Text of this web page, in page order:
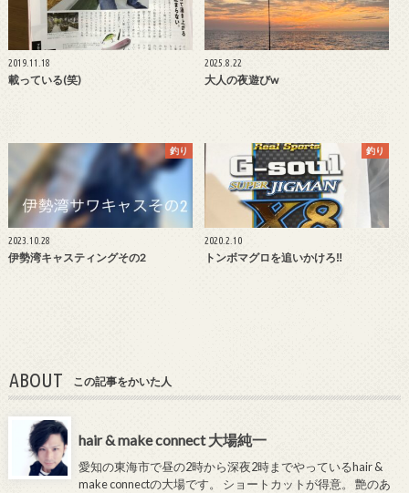
2019.11.18
載っている(笑)
2025.8.22
大人の夜遊びw
釣り
2023.10.28
伊勢湾キャスティングその2
釣り
2020.2.10
トンボマグロを追いかけろ‼︎
ABOUT この記事をかいた人
hair & make connect 大場純一
愛知の東海市で昼の2時から深夜2時までやっているhair &
make connectの大場です。 ショートカットが得意。 艶のあ